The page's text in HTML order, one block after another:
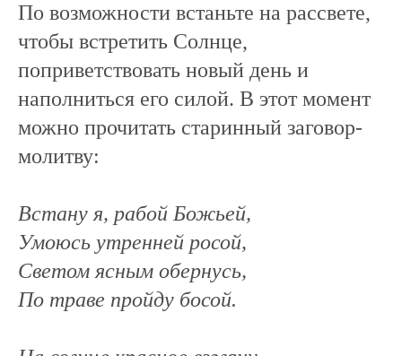
По возможности встаньте на рассвете,
чтобы встретить Солнце,
поприветствовать новый день и
наполниться его силой. В этот момент
можно прочитать старинный заговор-
молитву:
Встану я, рабой Божьей,
Умоюсь утренней росой,
Светом ясным обернусь,
По траве пройду босой.